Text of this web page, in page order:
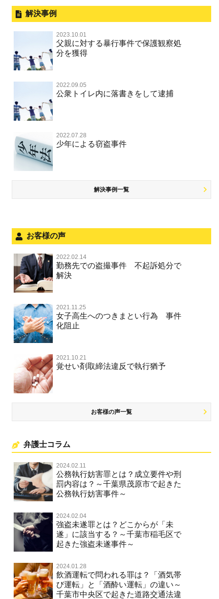
業務妨害
公務執行妨害
公然わいせつ，わいせつ物頒布，淫
行勧誘罪
児童ポルノ・リベンジポルノ
危険運転行為等
自転車事故
ネット犯罪
銃刀法違反
風営法・風適法違反
児童虐待・保護責任者遺棄
不正競争防止法
住居侵入等
名誉棄損・侮辱
無実・無罪を証明してほしい
示談で解決してほしい
執行猶予にしてほしい
事件のことを秘密にしたい
被害届・告訴・告発されたら
過失致死・過失傷害
器物損壊
脅迫・強要
業務妨害罪
公務執行妨害罪
逮捕・監禁
暴行・傷害
略取・誘拐・人身売買
性犯罪 TOP
淫行・援助交際（児童買春、淫行条例、児童福祉法違反）
不同意性交等罪（旧 強制性交等罪，準強制性交等罪），
監護者性交等罪
不同意わいせつ（旧 強制わいせつ，準強制わいせつ）
公然わいせつ罪，わいせつ物頒布等罪，淫行勧誘罪
児童ポルノ リベンジポルノ
盗撮，のぞき行為
事件別－財産犯
財産犯 TOP
横領 背任
窃盗罪
知的財産と刑事事件
恐喝
盗品売買・譲り受け等
事件別－薬物事件
薬物事件 TOP
覚せい剤
危険ドラッグ
大麻
麻薬及び向精神薬
事件別－交通違反・交通事故
交通違反・交通事故 TOP
交通事故 交通違反と刑事事件
自転車事故
人身事故・死亡事故
無免許運転
その他 TOP
児童虐待・保護責任者遺棄
住居侵入等
銃刀法違反
ストーカー事件
不正競争防止法
風営法・風適法違反
文書偽造・偽造文書行使
著作権法違反・商標法違反
放火・失火
名誉棄損罪・侮辱
刑事裁判の概要・手続
公務員の逮捕・刑事事件
控訴・上告
国選弁護士と私選弁護士の違い
司法取引・刑事免責
取調べの注意点
少年事件の手続と特色
少年事件の処分
被害届・告訴・告発の不安や悩み
面会・差し入れ
解決事例
2023.10.01
父親に対する暴行事件で保護観察処
分を獲得
2022.09.05
公衆トイレ内に落書きをして逮捕
2022.07.28
少年による窃盗事件
解決事例一覧
お客様の声
2022.02.14
勤務先での盗撮事件 不起訴処分で
解決
2021.11.25
女子高生へのつきまとい行為 事件
化阻止
2021.10.21
覚せい剤取締法違反で執行猶予
お客様の声一覧
弁護士コラム
2024.02.11
公務執行妨害罪とは？成立要件や刑
罰内容は？～千葉県茂原市で起きた
公務執行妨害事件～
2024.02.04
強盗未遂罪とは？どこからが「未
遂」に該当する？～千葉市稲毛区で
起きた強盗未遂事件～
2024.01.28
飲酒運転で問われる罪は？「酒気帯
び運転」と「酒酔い運転」の違い～
千葉市中央区で起きた道路交通法違